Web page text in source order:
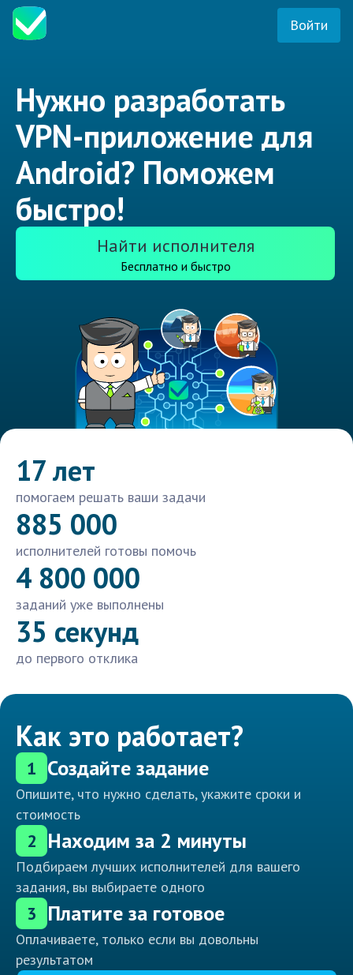
Войти
Нужно разработать
VPN-приложение для
Android? Поможем
быстро!
Найти исполнителя
Бесплатно и быстро
17 лет
помогаем решать ваши задачи
885 000
исполнителей готовы помочь
4 800 000
заданий уже выполнены
35 секунд
до первого отклика
Как это работает?
1 Создайте задание
Опишите, что нужно сделать, укажите сроки и
стоимость
2 Находим за 2 минуты
Подбираем лучших исполнителей для вашего
задания, вы выбираете одного
3 Платите за готовое
Оплачиваете, только если вы довольны
результатом